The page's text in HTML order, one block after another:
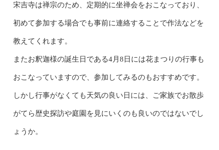
宋吉寺は禅宗のため、定期的に坐禅会をおこなっており、
初めて参加する場合でも事前に連絡することで作法などを
教えてくれます。
またお釈迦様の誕生日である4月8日には花まつりの行事も
おこなっていますので、参加してみるのもおすすめです。
しかし行事がなくても天気の良い日には、ご家族でお散歩
がてら歴史探訪や庭園を見にいくのも良いのではないでし
ょうか。